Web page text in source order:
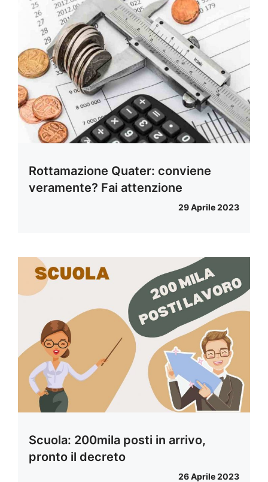
Rottamazione Quater: conviene
veramente? Fai attenzione
29 Aprile 2023
Scuola: 200mila posti in arrivo,
pronto il decreto
26 Aprile 2023